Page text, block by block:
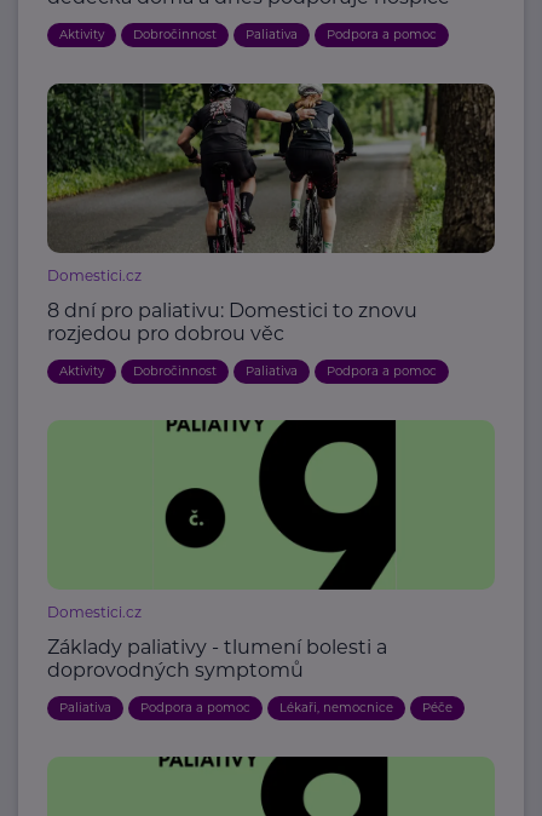
Aktivity Dobročinnost Paliativa Podpora a pomoc
Domestici.cz
8 dní pro paliativu: Domestici to znovu
rozjedou pro dobrou věc
Aktivity Dobročinnost Paliativa Podpora a pomoc
Domestici.cz
Základy paliativy - tlumení bolesti a
doprovodných symptomů
Paliativa Podpora a pomoc Lékaři, nemocnice Péče